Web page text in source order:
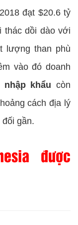
đạt $20.6 tỷ
thác dồi dào với
lượng than phù
vào đó doanh
nhập khẩu còn
cách địa lý
gần.
được